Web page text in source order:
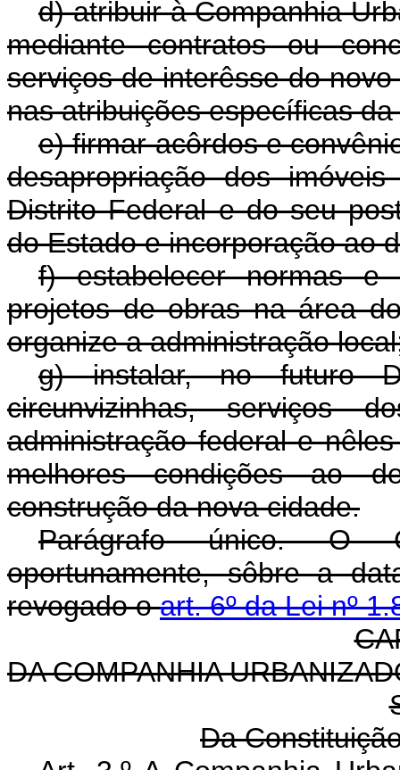
d) atribuir à Companhia
mediante contratos ou
serviços de interêsse do
nas atribuições específicas
e) firmar acôrdos e
desapropriação dos
Distrito Federal e do seu
do Estado e incorporação ao
f) estabelecer normas e
projetos de obras na área
organize a administração
g) instalar, no futuro
circunvizinhas, serviços
administração federal e
melhores condições ao
construção da nova cidade.
Parágrafo único. O
oportunamente, sôbre a
revogado oart. 6º da Lei nº
DA COMPANHIA
Da